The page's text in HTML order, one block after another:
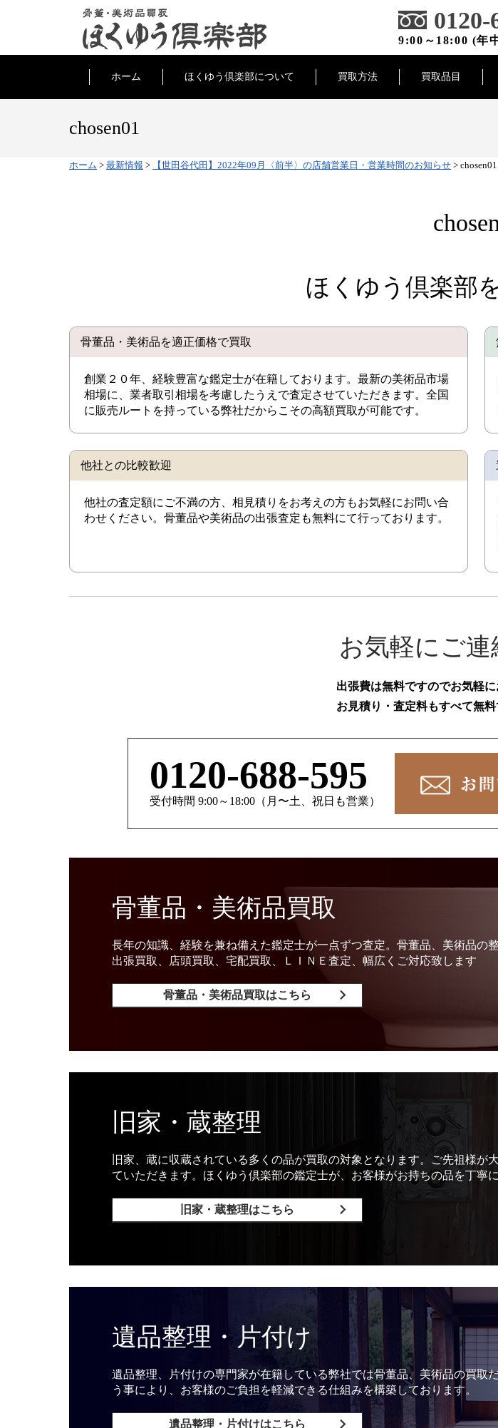
0120-
9:00～18:00 (年
ホーム ほくゆう倶楽部について 買取方法 買取品目
chosen01
ホーム > 最新情報 > 【世田谷代田】2022年09月〈前半〉の店舗営業日・営業時間のお知らせ > chosen01
ほくゆう倶楽部
骨董品・美術品を適正価格で買取
創業２０年、経験豊富な鑑定士が在籍しております。最新の美術品市場
相場に、業者取引相場を考慮したうえで査定させていただきます。全国
に販売ルートを持っている弊社だからこその高額買取が可能です。
他社との比較歓迎
他社の査定額にご不満の方、相見積りをお考えの方もお気軽にお問い合
わせください。骨董品や美術品の出張査定も無料にて行っております。
お気軽にご
出張費は無料ですのでお気軽に
お見積り・査定料もすべて無料
0120-688-595
受付時間 9:00～18:00（月〜土、祝日も営業）
骨董品・美術品買取
長年の知識、経験を兼ね備えた鑑定士が一点ずつ査定。骨董品、美術品の
出張買取、店頭買取、宅配買取、ＬＩＮＥ査定、幅広くご対応致します
骨董品・美術品買取はこちら
旧家・蔵整理
旧家、蔵に収蔵されている多くの品が買取の対象となります。ご先祖様
ていただきます。ほくゆう倶楽部の鑑定士が、お客様がお持ちの品を丁寧
旧家・蔵整理はこちら
遺品整理・片付け
遺品整理、片付けの専門家が在籍している弊社では骨董品、美術品の買
う事により、お客様のご負担を軽減できる仕組みを構築しております。
遺品整理・片付けはこちら